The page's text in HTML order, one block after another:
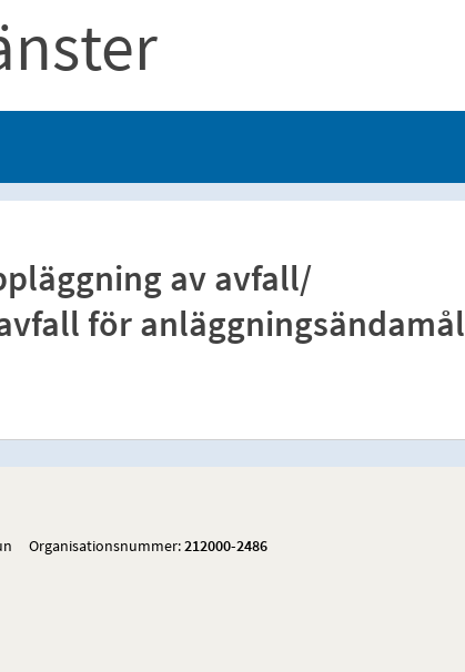
av avfall/
för anläggningsändamål
Organisationsnummer:212000-2486